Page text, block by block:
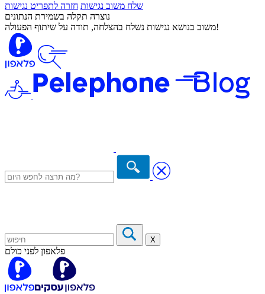
שלח משוב נגישות חזרה לתפריט נגישות
נוצרה תקלה בשמירת הנתונים
משוב בנושא נגישות נשלח בהצלחה, תודה על שיתוף הפעולה!
X
פלאפון לפני כולם